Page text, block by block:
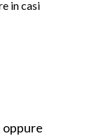
in casi
oppure